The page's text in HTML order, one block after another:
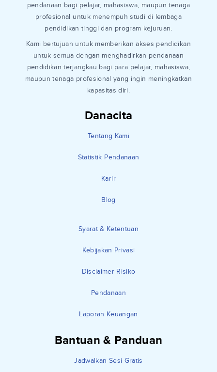
Danacita
Tentang Kami
Statistik Pendanaan
Karir
Blog
Syarat & Ketentuan
Kebijakan Privasi
Disclaimer Risiko
Pendanaan
Laporan Keuangan
Bantuan & Panduan
Jadwalkan Sesi Gratis
pendanaan bagi pelajar, mahasiswa, maupun tenaga
profesional untuk menempuh studi di lembaga
pendidikan tinggi dan program kejuruan.
Kami bertujuan untuk memberikan akses pendidikan
untuk semua dengan menghadirkan pendanaan
pendidikan terjangkau bagi para pelajar, mahasiswa,
maupun tenaga profesional yang ingin meningkatkan
kapasitas diri.